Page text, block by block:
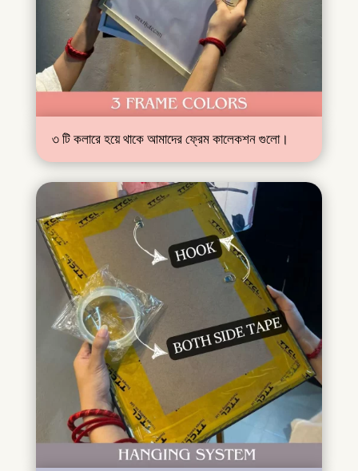
৩ টি কলারে হয়ে থাকে আমাদের ফ্রেম কালেকশন গুলো।